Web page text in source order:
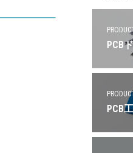
PCB
PCB